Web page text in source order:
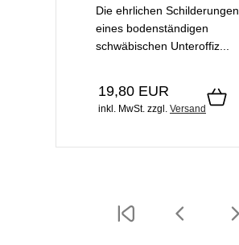
Die ehrlichen Schilderungen
eines bodenständigen
schwäbischen Unteroffiz...
19,80 EUR
inkl. MwSt. zzgl. Versand